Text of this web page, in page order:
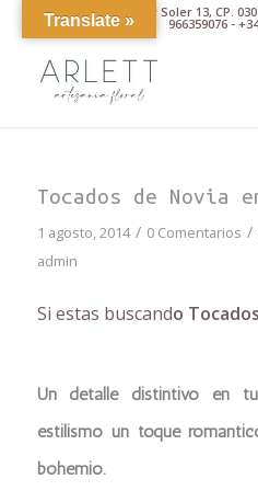
Av. Pintor Xavier Soler 13, CP.
966359076 -
Tocados de Novia
1 agosto, 2014 / 0 Comentarios /
admin
Si estas buscando
Un detalle distintivo en
estilismo un toque
bohemio.
Translate »